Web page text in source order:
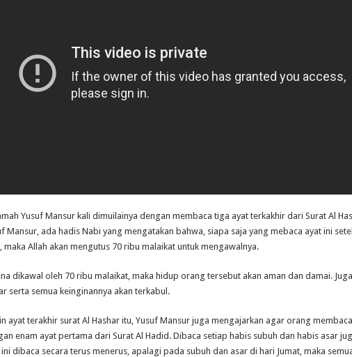
Yusuf Mansur kali dimuilainya dengan membaca tiga ayat terkakhir dari Surat Al
Mansur, ada hadis Nabi yang mengatakan bahwa, siapa saja yang mebaca ayat ini
maka Allah akan mengutus 70 ribu malaikat untuk mengawalnya.
dikawal oleh 70 ribu malaikat, maka hidup orang tersebut akan aman dan damai.
serta semua keinginannya akan terkabul.
ayat terakhir surat Al Hashar itu, Yusuf Mansur juga mengajarkan agar orang
enam ayat pertama dari Surat Al Hadid. Dibaca setiap habis subuh dan habis asar
ini dibaca secara terus menerus, apalagi pada subuh dan asar di hari Jumat, maka